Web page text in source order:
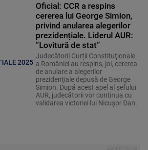
2025
Oficial: CCR a respins
cererea lui George Simion,
privind anularea alegerilor
prezidențiale. Liderul AUR:
”Lovitură de stat”
Judecătorii Curții Constituţionale
a României au respins, joi, cererea
de anulare a alegerilor
prezidenţiale depusă de George
Simion. După acest apel al șefului
AUR, judecătorii vor continua cu
validarea victoriei lui Nicușor Dan.